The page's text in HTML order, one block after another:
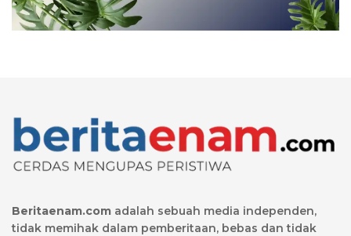
Beritaenam.com adalah sebuah media independen,
tidak memihak dalam pemberitaan, bebas dan tidak